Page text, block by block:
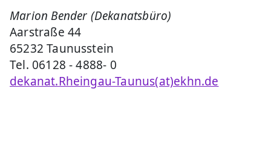
Marion Bender (Dekanatsbüro)
Aarstraße 44
65232 Taunusstein
Tel. 06128 - 4888- 0
dekanat.Rheingau-Taunus(at)ekhn.de